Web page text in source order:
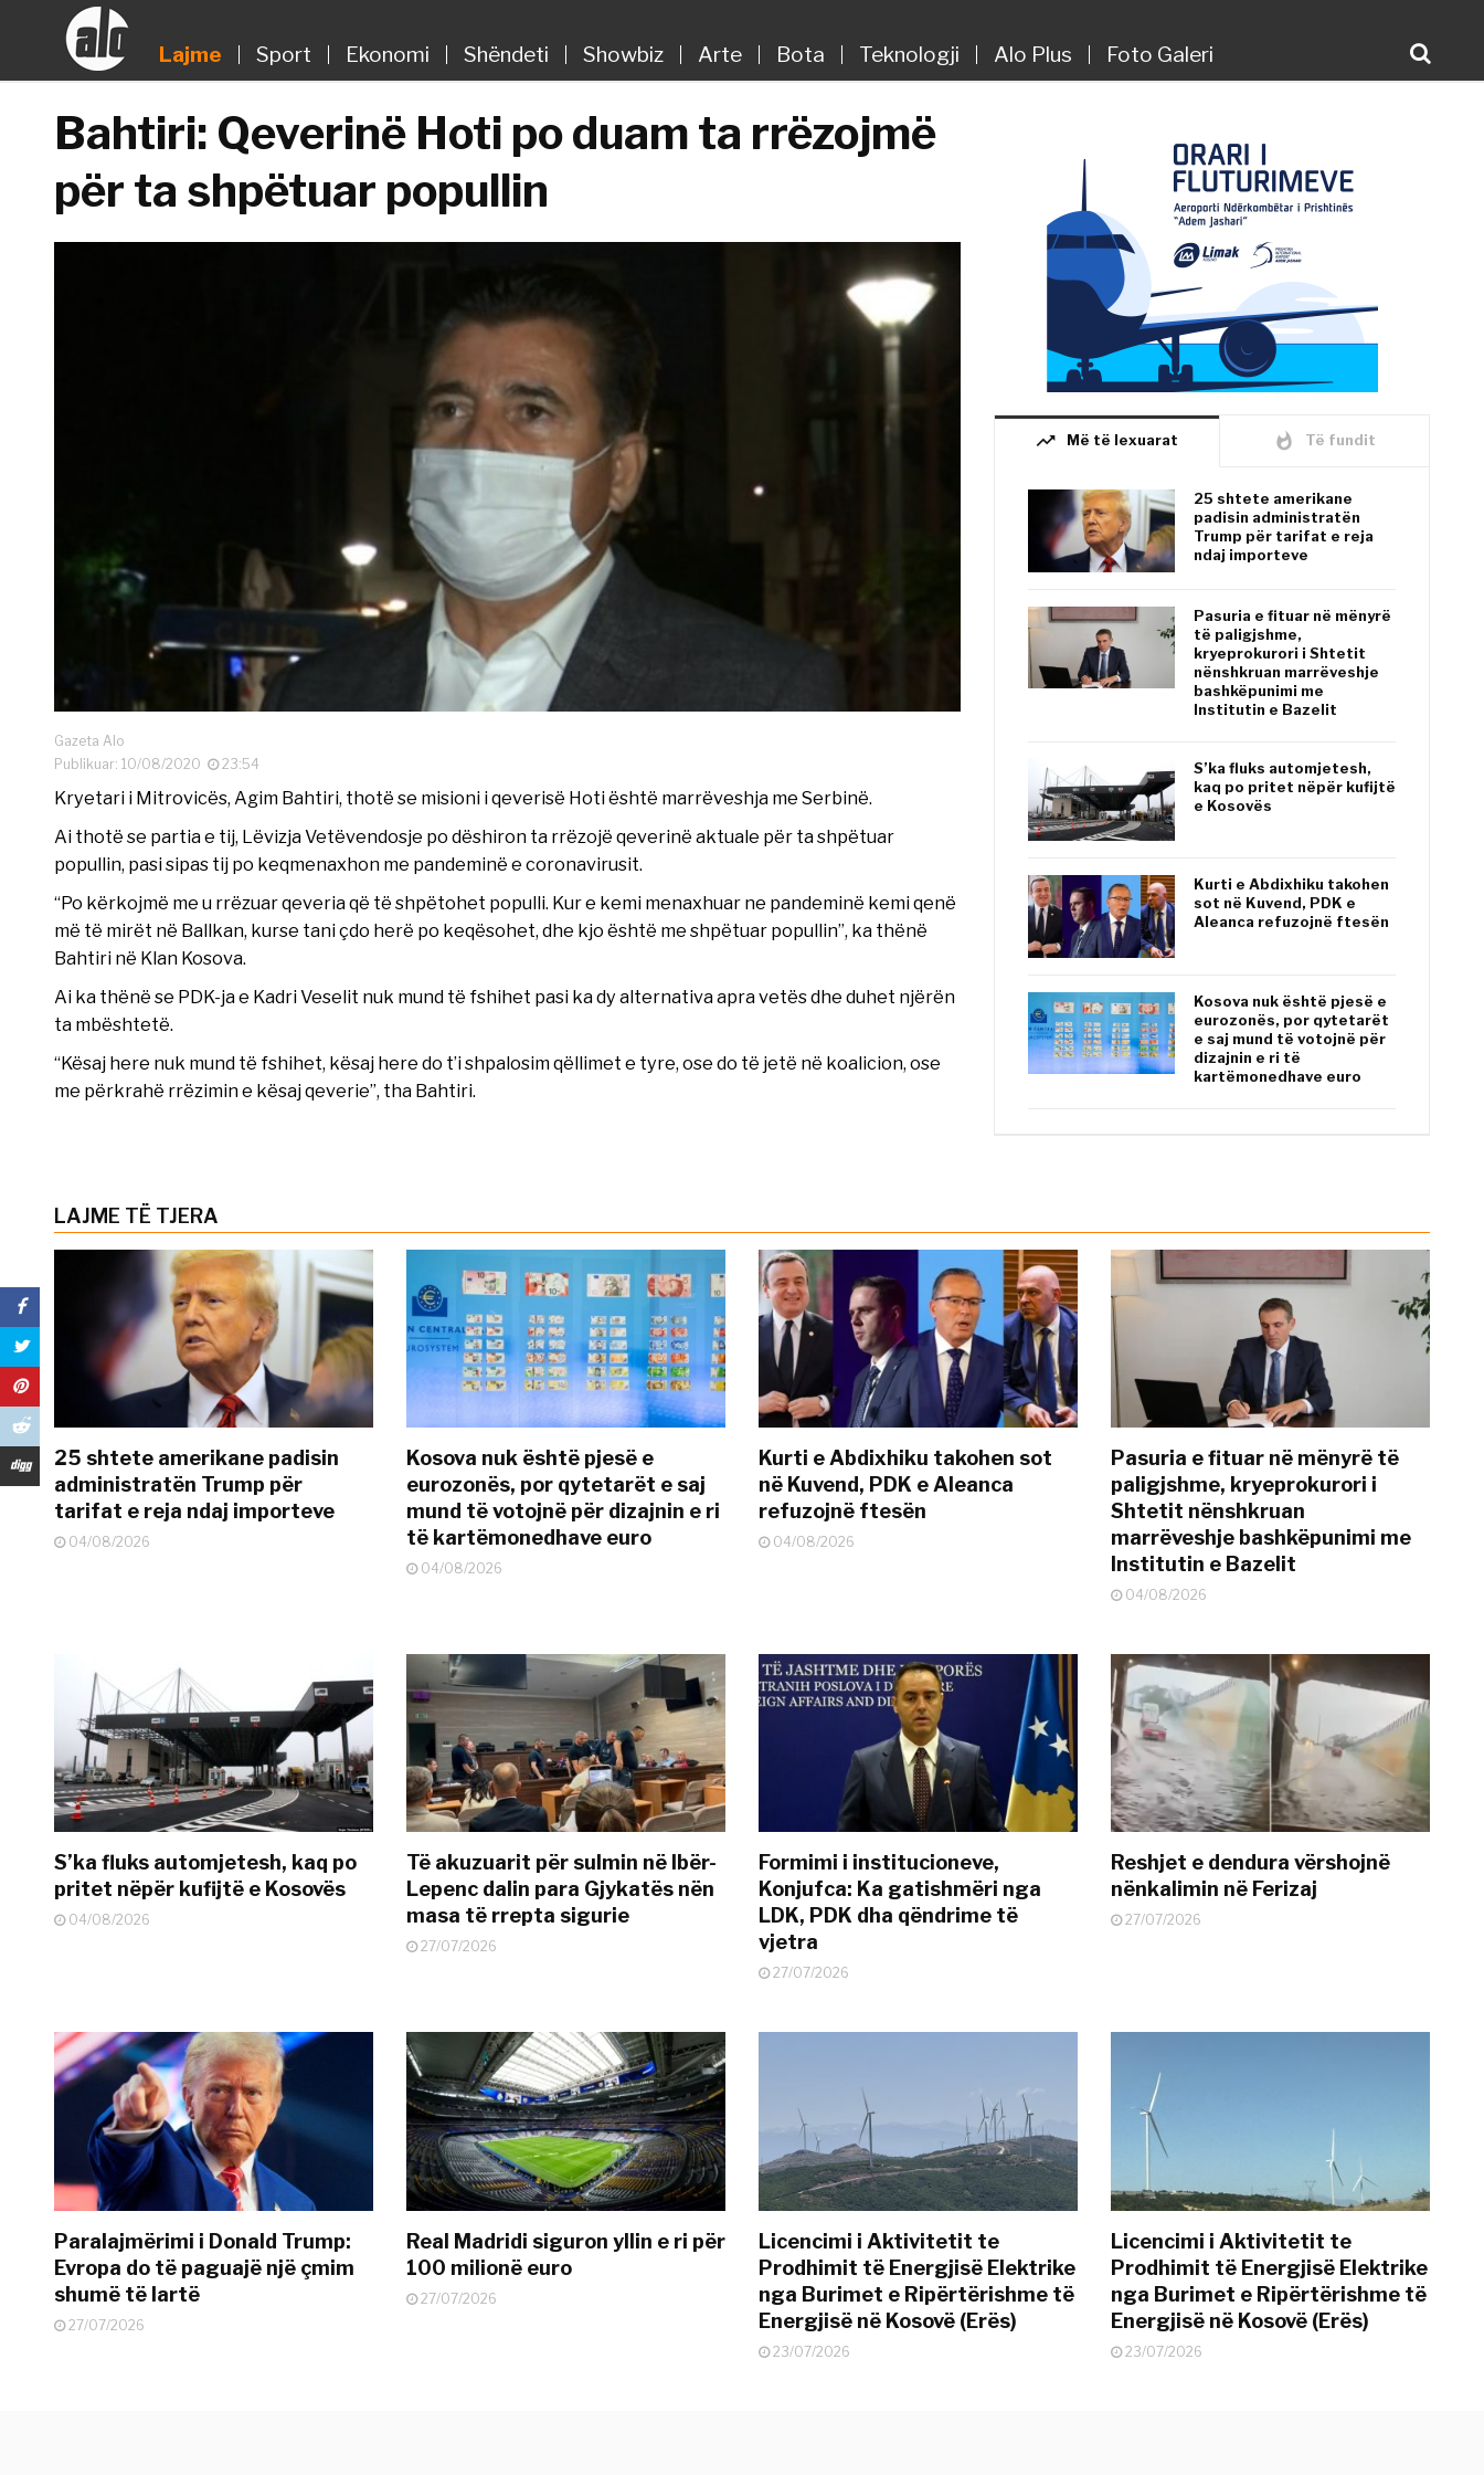
Lajme Sport Ekonomi Shëndeti Showbiz Arte Bota Teknologji Alo Plus Foto Galeri
Bahtiri: Qeverinë Hoti po duam ta rrëzojmë
për ta shpëtuar popullin
Gazeta Alo
Publikuar: 10/08/2020
23:54
Kryetari i Mitrovicës, Agim Bahtiri, thotë se misioni i qeverisë Hoti është marrëveshja me Serbinë.
Ai thotë se partia e tij, Lëvizja Vetëvendosje po dëshiron ta rrëzojë qeverinë aktuale për ta shpëtuar
popullin, pasi sipas tij po keqmenaxhon me pandeminë e coronavirusit.
“Po kërkojmë me u rrëzuar qeveria që të shpëtohet populli. Kur e kemi menaxhuar ne pandeminë kemi qenë
më të mirët në Ballkan, kurse tani çdo herë po keqësohet, dhe kjo është me shpëtuar popullin”, ka thënë
Bahtiri në Klan Kosova.
Ai ka thënë se PDK-ja e Kadri Veselit nuk mund të fshihet pasi ka dy alternativa apra vetës dhe duhet njërën
ta mbështetë.
“Kësaj here nuk mund të fshihet, kësaj here do t’i shpalosim qëllimet e tyre, ose do të jetë në koalicion, ose
me përkrahë rrëzimin e kësaj qeverie”, tha Bahtiri.
trending_up Më të lexuarat whatshot Të fundit
25 shtete amerikane
padisin administratën
Trump për tarifat e reja
ndaj importeve
Pasuria e fituar në mënyrë
të paligjshme,
kryeprokurori i Shtetit
nënshkruan marrëveshje
bashkëpunimi me
Institutin e Bazelit
S’ka fluks automjetesh,
kaq po pritet nëpër kufijtë
e Kosovës
Kurti e Abdixhiku takohen
sot në Kuvend, PDK e
Aleanca refuzojnë ftesën
Kosova nuk është pjesë e
eurozonës, por qytetarët
e saj mund të votojnë për
dizajnin e ri të
kartëmonedhave euro
LAJME TË TJERA
25 shtete amerikane padisin
administratën Trump për
tarifat e reja ndaj importeve
04/08/2026
Kosova nuk është pjesë e
eurozonës, por qytetarët e saj
mund të votojnë për dizajnin e ri
të kartëmonedhave euro
04/08/2026
Kurti e Abdixhiku takohen sot
në Kuvend, PDK e Aleanca
refuzojnë ftesën
04/08/2026
Pasuria e fituar në mënyrë të
paligjshme, kryeprokurori i
Shtetit nënshkruan
marrëveshje bashkëpunimi me
Institutin e Bazelit
04/08/2026
S’ka fluks automjetesh, kaq po
pritet nëpër kufijtë e Kosovës
04/08/2026
Të akuzuarit për sulmin në Ibër-
Lepenc dalin para Gjykatës nën
masa të rrepta sigurie
27/07/2026
Formimi i institucioneve,
Konjufca: Ka gatishmëri nga
LDK, PDK dha qëndrime të
vjetra
27/07/2026
Reshjet e dendura vërshojnë
nënkalimin në Ferizaj
27/07/2026
Paralajmërimi i Donald Trump:
Evropa do të paguajë një çmim
shumë të lartë
27/07/2026
Real Madridi siguron yllin e ri për
100 milionë euro
27/07/2026
Licencimi i Aktivitetit te
Prodhimit të Energjisë Elektrike
nga Burimet e Ripërtërishme të
Energjisë në Kosovë (Erës)
23/07/2026
Licencimi i Aktivitetit te
Prodhimit të Energjisë Elektrike
nga Burimet e Ripërtërishme të
Energjisë në Kosovë (Erës)
23/07/2026